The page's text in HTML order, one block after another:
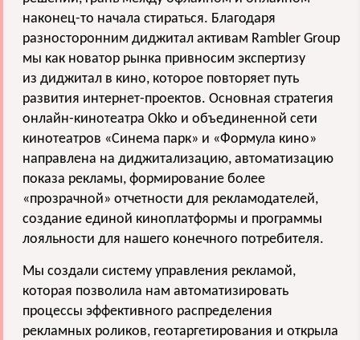
наконец-то начала стираться. Благодаря
разносторонним диджитал активам Rambler Group
мы как новатор рынка привносим экспертизу
из диджитал в кино, которое повторяет путь
развития интернет-проектов. Основная стратегия
онлайн-кинотеатра Okko и объединенной сети
кинотеатров «Синема парк» и «Формула кино»
направлена на диджитализацию, автоматизацию
показа рекламы, формирование более
«прозрачной» отчетности для рекламодателей,
создание единой киноплатформы и программы
лояльности для нашего конечного потребителя.
Мы создали систему управления рекламой,
которая позволила нам автоматизировать
процессы эффективного распределения
рекламных роликов, геотаргетирования и открыла